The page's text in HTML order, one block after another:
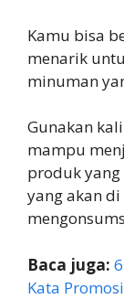
Kamu bisa
menarik
minuman
Gunakan
mampu
produk
yang akan
Baca juga:
Kata